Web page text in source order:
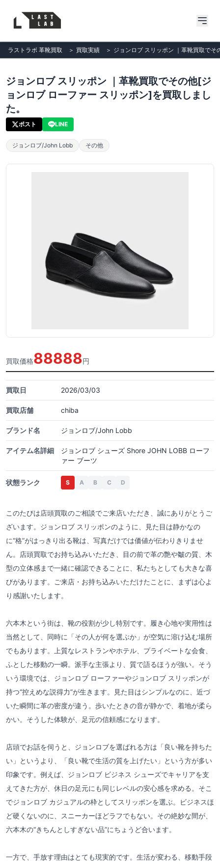
ラストラボ 革靴買取 ＞ 買取実績 ＞ ジョンロブ スリッポン ｜革靴買取で
ジョンロブ スリッポン ｜革靴買取でその他[ジ
ョンロブ ローファー スリッポン]を買取しまし
た。
ポスト LINE
ジョンロブ/John Lobb その他
買取価格88888円
買取日 2026/03/03
買取店舗 chiba
ブランド名 ジョンロブ/John Lobb
アイテム名詳細
ジョンロブ シューズ Shore JOHN LOBB ローフ
ァー ブーツ
状態ランク S A B C D
このたびは店頭買取のご相談でご来店いただき、誠にありがとうご
ざいます。ジョンロブ スリッポンのように、見た目は静かなの
に“格”がはっきり出る靴は、写真だけでは価値が伝わりきりませ
ん。店頭買取でお持ち込みいただき、目の前で革の艶や皺の質、木
型の立体感まで一緒に確認できることに、私たちとしても大きな喜
びがあります。ご来店・お持ち込みいただけたことに、まずは心よ
り感謝いたします。
六本木という街は、靴の役割が少し特別です。履き心地や実用性は
当然として、同時に「その人が何を選ぶか」が空気に溶け込む場所
でもあります。上質なレストランやホテル、プライベートな会食、
ふとした移動の一瞬。派手な主張より、質で語るほうが強い。そう
いう環境では、ジョンロブ ローファーやジョンロブ スリッポンが
持つ“控えめな説得力”が生きます。見た目はシンプルなのに、近づ
いた瞬間に革の密度が違う。歩いたときの音が静かで、着地が柔ら
かい。そうした体験が、足元の信頼感になります。
店頭でお話を伺うと、ジョンロブを選ばれる方は「良い靴を持ちた
い」というより、「良い靴で生活の質を上げたい」という方が多い
印象です。例えば、ジョンロブ ビジネス シューズでキャリアを支
えてきた方が、休日の足元にも同じレベルの安心感を求める。そこ
でジョンロブ カジュアルの枠としてスリッポンを選ぶ。ビジネスほ
ど硬くないのに、スニーカーほどラフでもない。その絶妙な間が、
六本木の“きちんとしすぎない品”にちょうど合います。
一方で、手放す理由はとても現実的です。生活が変わる、移動手段